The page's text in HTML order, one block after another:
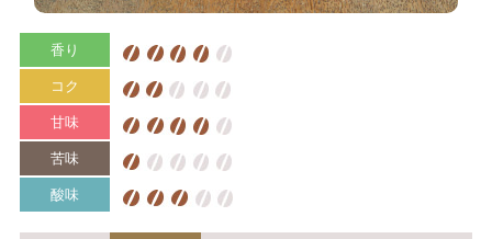
香り
コク
甘味
苦味
酸味